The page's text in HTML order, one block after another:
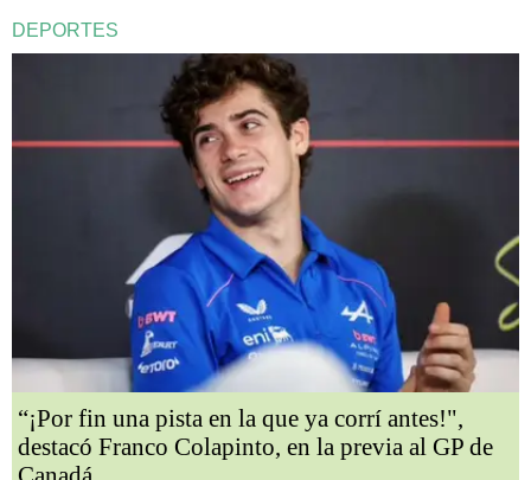
DEPORTES
“¡Por fin una pista en la que ya corrí antes!",
destacó Franco Colapinto, en la previa al GP de